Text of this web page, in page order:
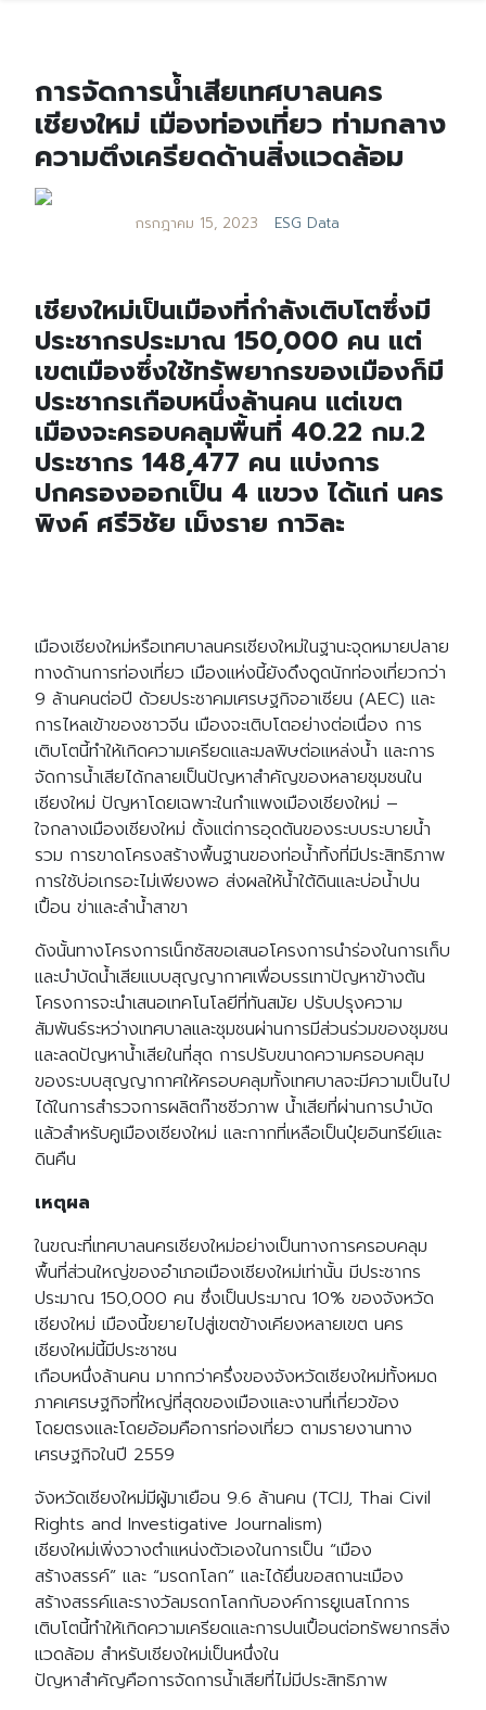
การจัดการน้ำเสียเทศบาลนคร
เชียงใหม่ เมืองท่องเที่ยว ท่ามกลาง
ความตึงเครียดด้านสิ่งแวดล้อม
กรกฎาคม 15, 2023 ESG Data
เชียงใหม่เป็นเมืองที่กำลังเติบโตซึ่งมี
ประชากรประมาณ 150,000 คน แต่
เขตเมืองซึ่งใช้ทรัพยากรของเมืองก็มี
ประชากรเกือบหนึ่งล้านคน แต่เขต
เมืองจะครอบคลุมพื้นที่ 40.22 กม.2
ประชากร 148,477 คน แบ่งการ
ปกครองออกเป็น 4 แขวง ได้แก่ นคร
พิงค์ ศรีวิชัย เม็งราย กาวิละ
เมืองเชียงใหม่หรือเทศบาลนครเชียงใหม่ในฐานะจุดหมายปลาย
ทางด้านการท่องเที่ยว เมืองแห่งนี้ยังดึงดูดนักท่องเที่ยวกว่า
9 ล้านคนต่อปี ด้วยประชาคมเศรษฐกิจอาเซียน (AEC) และ
การไหลเข้าของชาวจีน เมืองจะเติบโตอย่างต่อเนื่อง การ
เติบโตนี้ทำให้เกิดความเครียดและมลพิษต่อแหล่งน้ำ และการ
จัดการน้ำเสียได้กลายเป็นปัญหาสำคัญของหลายชุมชนใน
เชียงใหม่ ปัญหาโดยเฉพาะในกำแพงเมืองเชียงใหม่ –
ใจกลางเมืองเชียงใหม่ ตั้งแต่การอุดตันของระบบระบายน้ำ
รวม การขาดโครงสร้างพื้นฐานของท่อน้ำทิ้งที่มีประสิทธิภาพ
การใช้บ่อเกรอะไม่เพียงพอ ส่งผลให้น้ำใต้ดินและบ่อน้ำปน
เปื้อน ข่าและลำน้ำสาขา
ดังนั้นทางโครงการเน็กซัสขอเสนอโครงการนำร่องในการเก็บ
และบำบัดน้ำเสียแบบสุญญากาศเพื่อบรรเทาปัญหาข้างต้น
โครงการจะนำเสนอเทคโนโลยีที่ทันสมัย ปรับปรุงความ
สัมพันธ์ระหว่างเทศบาลและชุมชนผ่านการมีส่วนร่วมของชุมชน
และลดปัญหาน้ำเสียในที่สุด การปรับขนาดความครอบคลุม
ของระบบสุญญากาศให้ครอบคลุมทั้งเทศบาลจะมีความเป็นไป
ได้ในการสำรวจการผลิตก๊าซชีวภาพ น้ำเสียที่ผ่านการบำบัด
แล้วสำหรับคูเมืองเชียงใหม่ และกากที่เหลือเป็นปุ๋ยอินทรีย์และ
ดินคืน
เหตุผล
ในขณะที่เทศบาลนครเชียงใหม่อย่างเป็นทางการครอบคลุม
พื้นที่ส่วนใหญ่ของอำเภอเมืองเชียงใหม่เท่านั้น มีประชากร
ประมาณ 150,000 คน ซึ่งเป็นประมาณ 10% ของจังหวัด
เชียงใหม่ เมืองนี้ขยายไปสู่เขตข้างเคียงหลายเขต นคร
เชียงใหม่นี้มีประชาชน
เกือบหนึ่งล้านคน มากกว่าครึ่งของจังหวัดเชียงใหม่ทั้งหมด
ภาคเศรษฐกิจที่ใหญ่ที่สุดของเมืองและงานที่เกี่ยวข้อง
โดยตรงและโดยอ้อมคือการท่องเที่ยว ตามรายงานทาง
เศรษฐกิจในปี 2559
จังหวัดเชียงใหม่มีผู้มาเยือน 9.6 ล้านคน (TCIJ, Thai Civil
Rights and Investigative Journalism)
เชียงใหม่เพิ่งวางตำแหน่งตัวเองในการเป็น “เมือง
สร้างสรรค์” และ “มรดกโลก” และได้ยื่นขอสถานะเมือง
สร้างสรรค์และรางวัลมรดกโลกกับองค์การยูเนสโกการ
เติบโตนี้ทำให้เกิดความเครียดและการปนเปื้อนต่อทรัพยากรสิ่ง
แวดล้อม สำหรับเชียงใหม่เป็นหนึ่งใน
ปัญหาสำคัญคือการจัดการน้ำเสียที่ไม่มีประสิทธิภาพ